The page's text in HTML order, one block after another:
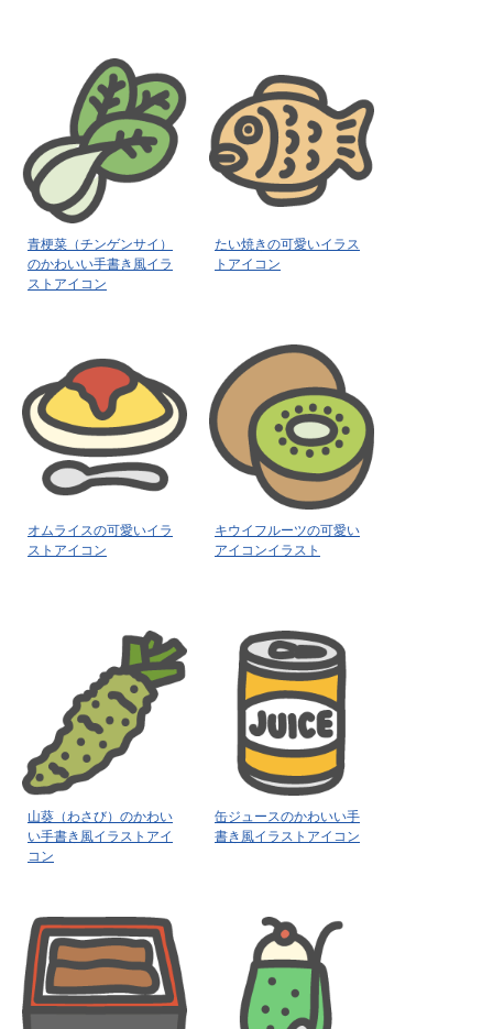
青梗菜（チンゲンサイ）
のかわいい手書き風イラ
ストアイコン
たい焼きの可愛いイラス
トアイコン
オムライスの可愛いイラ
ストアイコン
キウイフルーツの可愛い
アイコンイラスト
山葵（わさび）のかわい
い手書き風イラストアイ
コン
缶ジュースのかわいい手
書き風イラストアイコン